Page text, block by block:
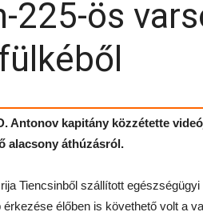
225-ös
Antonov kapitány közzétette
alacsony áthúzásról.
Tiencsinből szállított egészségügyi
élőben is követhető volt a